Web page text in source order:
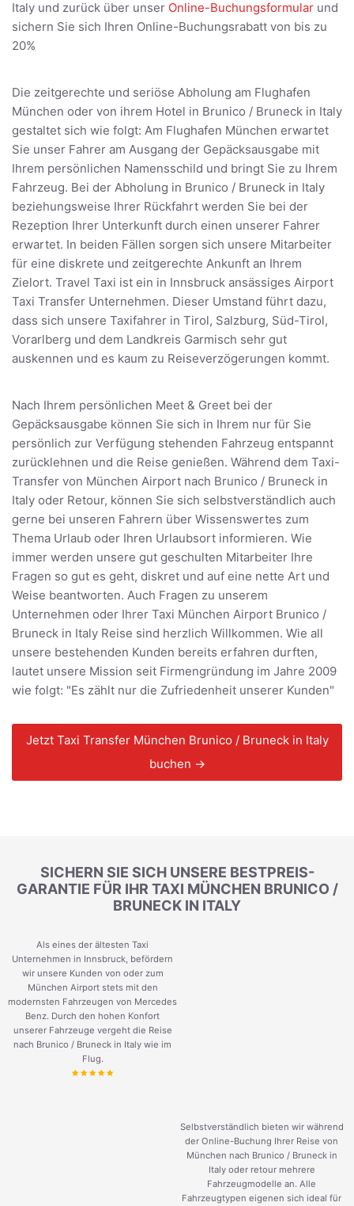
Italy und zurück über unser Online-Buchungsformular und
sichern Sie sich Ihren Online-Buchungsrabatt von bis zu
20%
Die zeitgerechte und seriöse Abholung am Flughafen
München oder von ihrem Hotel in Brunico / Bruneck in Italy
gestaltet sich wie folgt: Am Flughafen München erwartet
Sie unser Fahrer am Ausgang der Gepäcksausgabe mit
Ihrem persönlichen Namensschild und bringt Sie zu Ihrem
Fahrzeug. Bei der Abholung in Brunico / Bruneck in Italy
beziehungsweise Ihrer Rückfahrt werden Sie bei der
Rezeption Ihrer Unterkunft durch einen unserer Fahrer
erwartet. In beiden Fällen sorgen sich unsere Mitarbeiter
für eine diskrete und zeitgerechte Ankunft an Ihrem
Zielort. Travel Taxi ist ein in Innsbruck ansässiges Airport
Taxi Transfer Unternehmen. Dieser Umstand führt dazu,
dass sich unsere Taxifahrer in Tirol, Salzburg, Süd-Tirol,
Vorarlberg und dem Landkreis Garmisch sehr gut
auskennen und es kaum zu Reiseverzögerungen kommt.
Nach Ihrem persönlichen Meet & Greet bei der
Gepäcksausgabe können Sie sich in Ihrem nur für Sie
persönlich zur Verfügung stehenden Fahrzeug entspannt
zurücklehnen und die Reise genießen. Während dem Taxi-
Transfer von München Airport nach Brunico / Bruneck in
Italy oder Retour, können Sie sich selbstverständlich auch
gerne bei unseren Fahrern über Wissenswertes zum
Thema Urlaub oder Ihren Urlaubsort informieren. Wie
immer werden unsere gut geschulten Mitarbeiter Ihre
Fragen so gut es geht, diskret und auf eine nette Art und
Weise beantworten. Auch Fragen zu unserem
Unternehmen oder Ihrer Taxi München Airport Brunico /
Bruneck in Italy Reise sind herzlich Willkommen. Wie all
unsere bestehenden Kunden bereits erfahren durften,
lautet unsere Mission seit Firmengründung im Jahre 2009
wie folgt: "Es zählt nur die Zufriedenheit unserer Kunden"
Jetzt Taxi Transfer München Brunico / Bruneck in Italy
buchen →
SICHERN SIE SICH UNSERE BESTPREIS-
GARANTIE FÜR IHR TAXI MÜNCHEN BRUNICO /
BRUNECK IN ITALY
Als eines der ältesten Taxi
Unternehmen in Innsbruck, befördern
wir unsere Kunden von oder zum
München Airport stets mit den
modernsten Fahrzeugen von Mercedes
Benz. Durch den hohen Konfort
unserer Fahrzeuge vergeht die Reise
nach Brunico / Bruneck in Italy wie im
Flug.
Selbstverständlich bieten wir während
der Online-Buchung Ihrer Reise von
München nach Brunico / Bruneck in
Italy oder retour mehrere
Fahrzeugmodelle an. Alle
Fahrzeugtypen eigenen sich ideal für